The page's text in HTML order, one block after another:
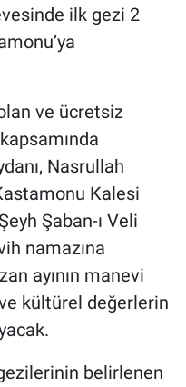
ilk gezi 2
ve ücretsiz
Nasrullah
Kalesi
Şaban-ı Veli
namazına
ayının manevi
kültürel değerlerin
belirlenen